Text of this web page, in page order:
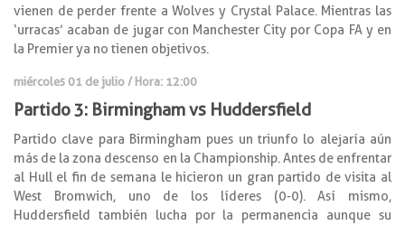
vienen de perder frente a Wolves y Crystal Palace. Mientras las
‘urracas’ acaban de jugar con Manchester City por Copa FA y en
la Premier ya no tienen objetivos.
miércoles 01 de julio / Hora: 12:00
Partido 3: Birmingham vs Huddersfield
Partido clave para Birmingham pues un triunfo lo alejaría aún
más de la zona descenso en la Championship. Antes de enfrentar
al Hull el fin de semana le hicieron un gran partido de visita al
West Bromwich, uno de los líderes (0-0). Así mismo,
Huddersfield también lucha por la permanencia aunque su